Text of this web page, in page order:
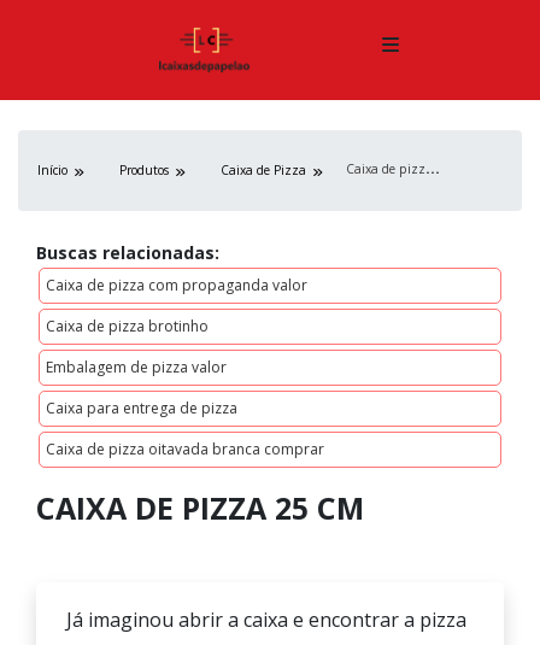
Início Produtos Caixa de Pizza C
aixa de pizza 25 cm
Buscas relacionadas:
Caixa de pizza com propaganda valor
Caixa de pizza brotinho
Embalagem de pizza valor
Caixa para entrega de pizza
Caixa de pizza oitavada branca comprar
CAIXA DE PIZZA 25 CM
Já imaginou abrir a caixa e encontrar a pizza